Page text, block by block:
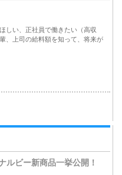
しい、正社員で働きたい（高収
、上司の給料額を知って、将来が
ルビー新商品一挙公開！